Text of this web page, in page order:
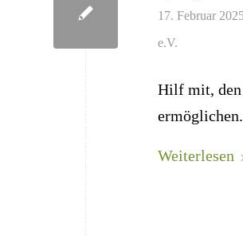
17. Februar
e.V.
Hilf mit, den
ermöglichen.
Weiterlesen